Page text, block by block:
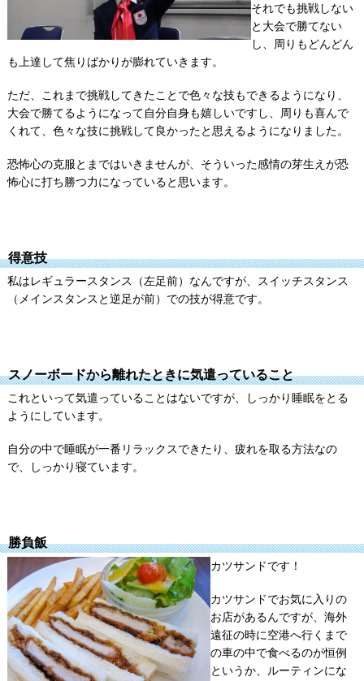
それでも挑戦しない
と大会で勝てない
し、周りもどんどん
も上達して焦りばかりが膨れていきます。
ただ、これまで挑戦してきたことで色々な技もできるようになり、
大会で勝てるようになって自分自身も嬉しいですし、周りも喜んで
くれて、色々な技に挑戦して良かったと思えるようになりました。
恐怖心の克服とまではいきませんが、そういった感情の芽生えが恐
怖心に打ち勝つ力になっていると思います。
得意技
私はレギュラースタンス（左足前）なんですが、スイッチスタンス
（メインスタンスと逆足が前）での技が得意です。
スノーボードから離れたときに気遣っていること
これといって気遣っていることはないですが、しっかり睡眠をとる
ようにしています。
自分の中で睡眠が一番リラックスできたり、疲れを取る方法なの
で、しっかり寝ています。
勝負飯
カツサンドです！
カツサンドでお気に入りの
お店があるんですが、海外
遠征の時に空港へ行くまで
の車の中で食べるのが恒例
というか、ルーティンにな